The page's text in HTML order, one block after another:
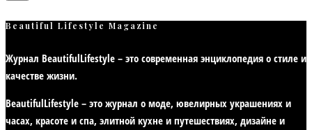
Beautiful Lifestyle Magazine
Журнал BeautifulLifestyle – это современная энциклопедия о стиле и
качестве жизни.
BeautifulLifestyle – это журнал о моде, ювелирных украшениях и
часах, красоте и спа, элитной кухне и путешествиях, дизайне и